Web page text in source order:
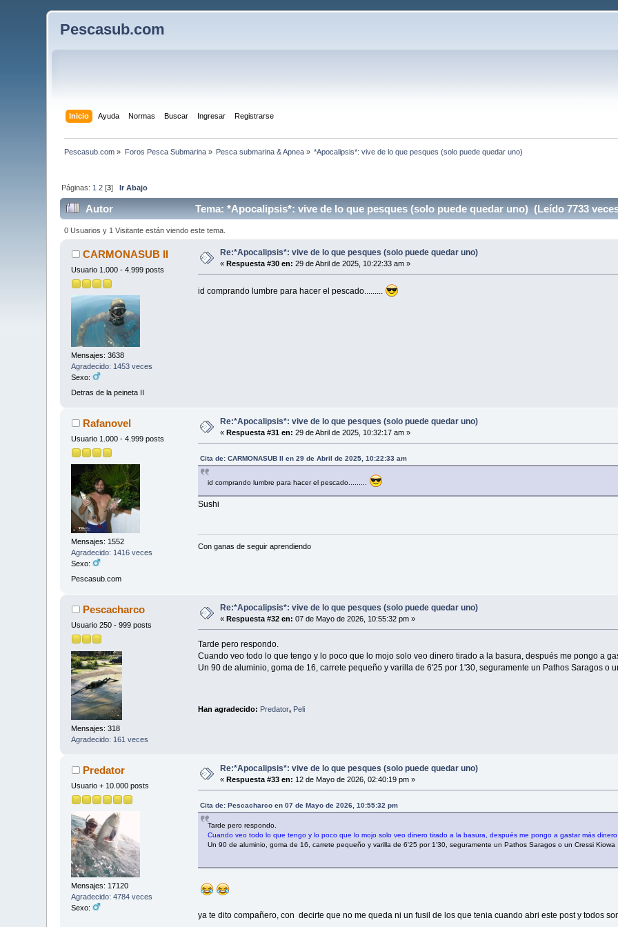
Pescasub.com
Inicio Ayuda Normas Buscar Ingresar Registrarse
Pescasub.com » Foros Pesca Submarina» Pesca submarina & Apnea » *Apocalipsis*: vive de lo que pesques (solo puede quedar uno)
Páginas: 1 2 [3]Ir Abajo
Autor Tema: *Apocalipsis*: vive de lo que pesques (solo puede quedar uno) (Leído 7733
0 Usuarios y 1 Visitante están viendo este tema.
CARMONASUB II
Usuario 1.000 - 4.999 posts
Mensajes: 3638
Agradecido: 1453 veces
Sexo:
Detras de la peineta II
Re:*Apocalipsis*: vive de lo que pesques (solo puede quedar uno)
«Respuesta #30 en: 29 de Abril de 2025, 10:22:33 am »
id comprando lumbre para hacer el pescado.........
Rafanovel
Usuario 1.000 - 4.999 posts
Mensajes: 1552
Agradecido: 1416 veces
Sexo:
Pescasub.com
Re:*Apocalipsis*: vive de lo que pesques (solo puede quedar uno)
«Respuesta #31 en: 29 de Abril de 2025, 10:32:17 am »
Cita de: CARMONASUB II en 29 de Abril de 2025, 10:22:33 am
id comprando lumbre para hacer el pescado.........
Sushi
Con ganas de seguir aprendiendo
Pescacharco
Usuario 250 - 999 posts
Mensajes: 318
Agradecido: 161 veces
Re:*Apocalipsis*: vive de lo que pesques (solo puede quedar uno)
«Respuesta #32 en: 07 de Mayo de 2026, 10:55:32 pm »
Tarde pero respondo.
Cuando veo todo lo que tengo y lo poco que lo mojo solo veo dinero tirado a la basura, después me pongo a
Un 90 de aluminio, goma de 16, carrete pequeño y varilla de 6'25 por 1'30, seguramente un Pathos Saragos o
Han agradecido: Predator, Peli
Predator
Usuario + 10.000 posts
Mensajes: 17120
Agradecido: 4784 veces
Sexo:
Re:*Apocalipsis*: vive de lo que pesques (solo puede quedar uno)
«Respuesta #33 en: 12 de Mayo de 2026, 02:40:19 pm »
Cita de: Pescacharco en 07 de Mayo de 2026, 10:55:32 pm
Tarde pero respondo.
Cuando veo todo lo que tengo y lo poco que lo mojo solo veo dinero tirado a la basura, después me pongo a gastar más dinero
Un 90 de aluminio, goma de 16, carrete pequeño y varilla de 6'25 por 1'30, seguramente un Pathos Saragos o un Cressi Kiowa
ya te dito compañero, con decirte que no me queda ni un fusil de los que tenia cuando abri este post y todos